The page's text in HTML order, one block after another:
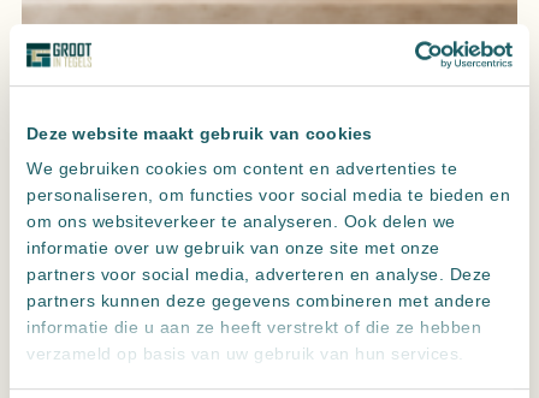
Deze website maakt gebruik van cookies
We gebruiken cookies om content en advertenties te
personaliseren, om functies voor social media te bieden en
om ons websiteverkeer te analyseren. Ook delen we
informatie over uw gebruik van onze site met onze
partners voor social media, adverteren en analyse. Deze
partners kunnen deze gegevens combineren met andere
informatie die u aan ze heeft verstrekt of die ze hebben
verzameld op basis van uw gebruik van hun services.
Spiegel element Goud Geborsteld met LED verlichting, 3 kleur